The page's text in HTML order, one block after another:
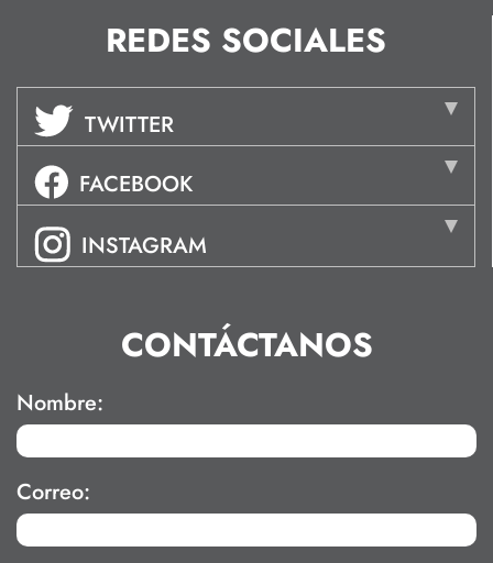
REDES SOCIALES
TWITTER
FACEBOOK
INSTAGRAM
CONTÁCTANOS
Nombre:
Correo: